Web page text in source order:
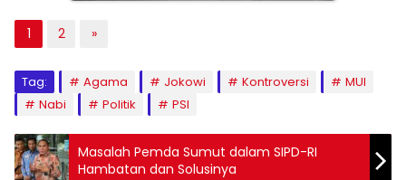
1 2 »
Tag: Agama Jokowi Kontroversi
MUI
Nabi
Politik PSI
Masalah Pemda Sumut dalam SIPD-RI
Hambatan dan Solusinya